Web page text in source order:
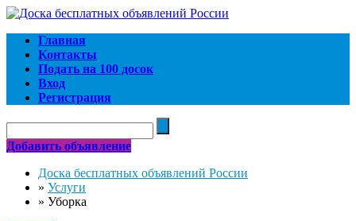
Главная
Контакты
Подать на 100 досок
Вход
Регистрация
Добавить объявление
Доска бесплатных объявлений России
» Услуги
» Уборка